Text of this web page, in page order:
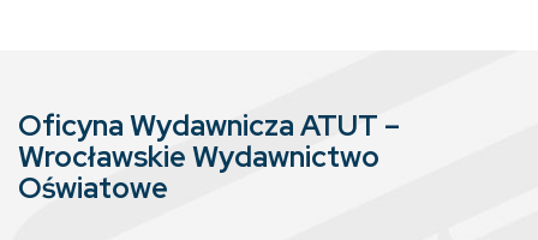
Oficyna Wydawnicza ATUT –
Wrocławskie Wydawnictwo
Oświatowe